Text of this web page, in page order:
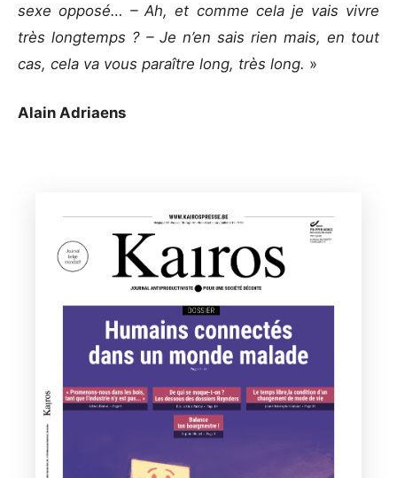
sexe opposé… – Ah, et comme cela je vais vivre
très longtemps ? – Je n’en sais rien mais, en tout
cas, cela va vous paraître long, très long. »
Alain Adriaens